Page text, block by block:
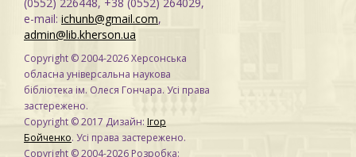
e-mail: ichunb@gmail.com,
admin@lib.kherson.ua
Copyright © 2004-2026 Херсонська
обласна універсальна наукова
бібліотека ім. Олеся Гончара. Усі права
застережено.
Copyright © 2017 Дизайн: Ігор
Бойченко. Усі права застережено.
Copyright © 2004-2026 Розробка: